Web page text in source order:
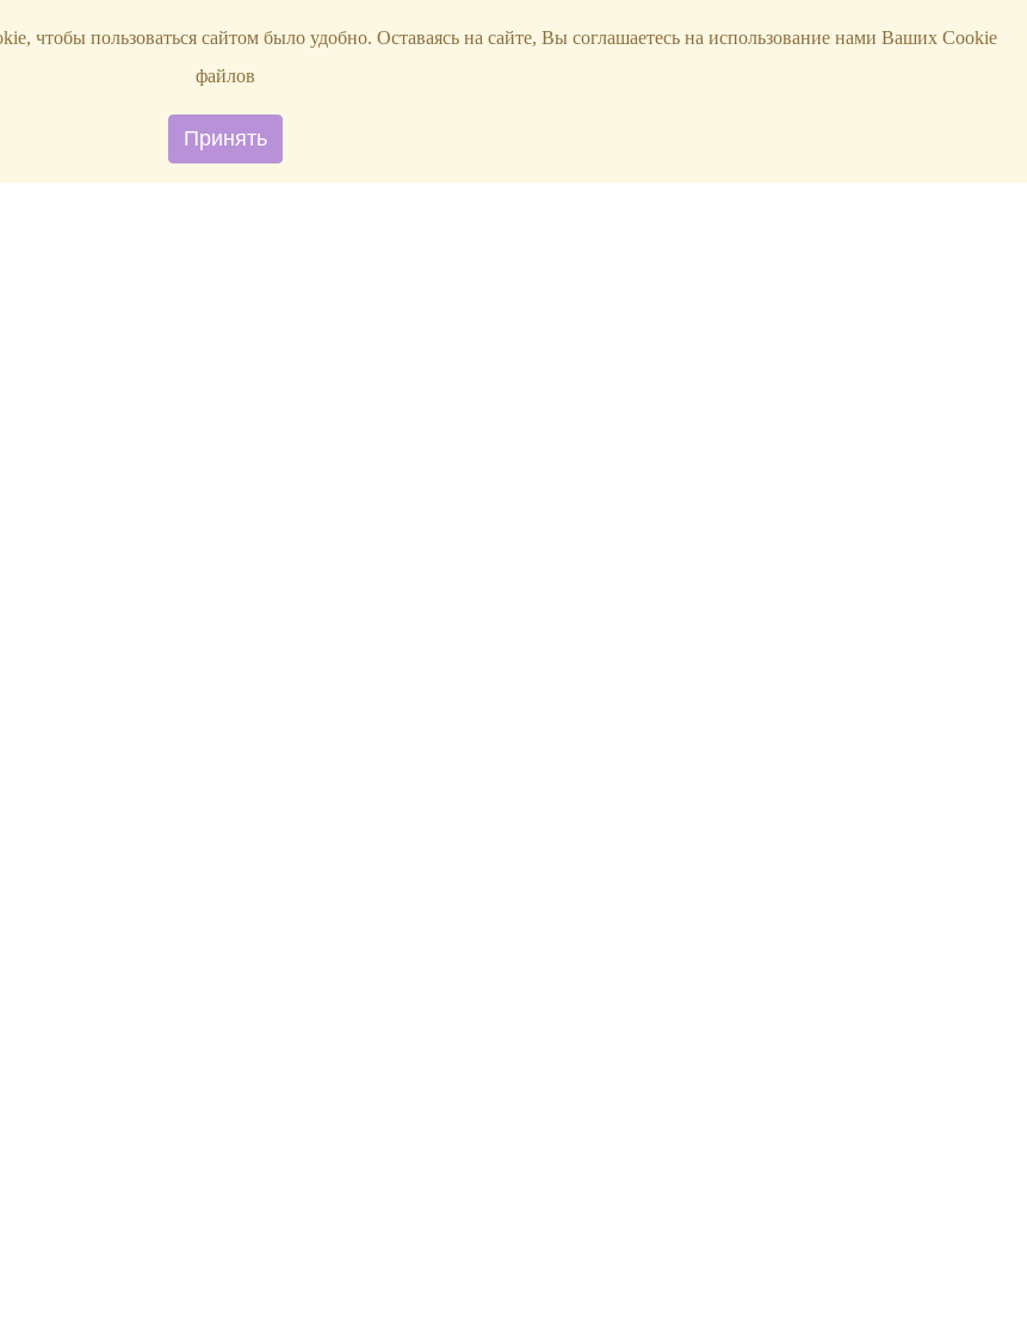
чтобы пользоваться сайтом было удобно. Оставаясь на сайте, Вы соглашаетесь на использование нами Ваших Cookie
файлов
Принять